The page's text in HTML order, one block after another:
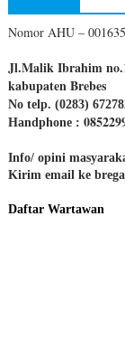
Nomor AHU –
Jl.Malik Ibrahim
kabupaten Brebes
No telp. (0283)
Handphone :
Info/ opini
Kirim email ke
Daftar Wartawan